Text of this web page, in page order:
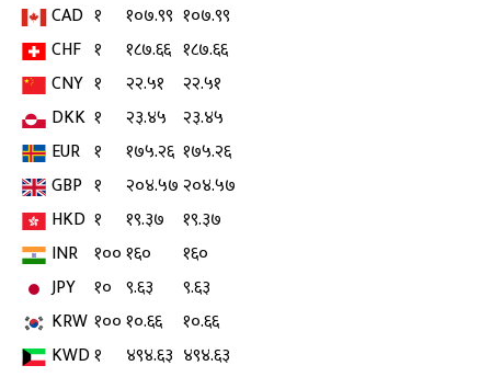
CAD १ १०७.९९ १०७.९९
CHF १ १८७.६६ १८७.६६
CNY १ २२.५१
२२.५१
DKK १ २३.४५
२३.४५
EUR १ १७५.२६ १७५.२६
GBP १ २०४.५७ २०४.५७
HKD १ १९.३७
१९.३७
INR १००१६०
१६०
JPY
१० ९.६३
९.६३
KRW १००१०.६६
१०.६६
KWD१ ४९४.६३ ४९४.६३